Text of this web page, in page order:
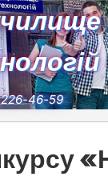
226-46-59